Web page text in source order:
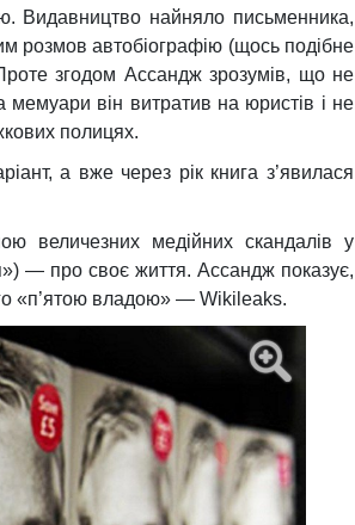
Видавництво найняло письменника,
розмов автобіографію (щось подібне
згодом Ассандж зрозумів, що не
мемуари він витратив на юристів і не
полицях.
а вже через рік книга з’явилася
величезних медійних скандалів у
— про своє життя. Ассандж показує,
«п’ятою владою» — Wikileaks.